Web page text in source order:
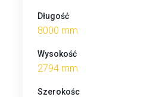
Długość
8000 mm
Wysokość
2794 mm
Szerokośc